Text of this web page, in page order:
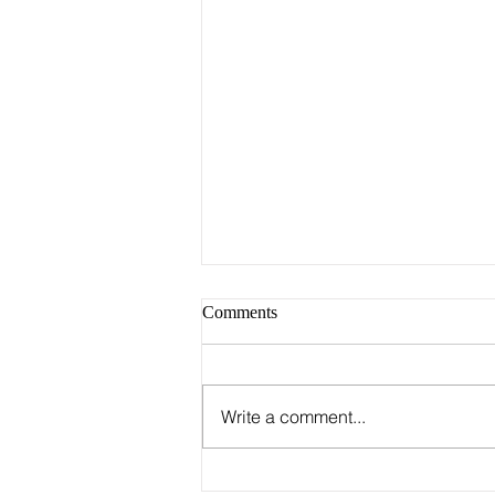
Comments
Write a comment...